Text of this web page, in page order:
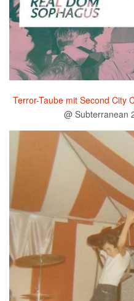
Terror-Taube mit Second City
@ Subterranean